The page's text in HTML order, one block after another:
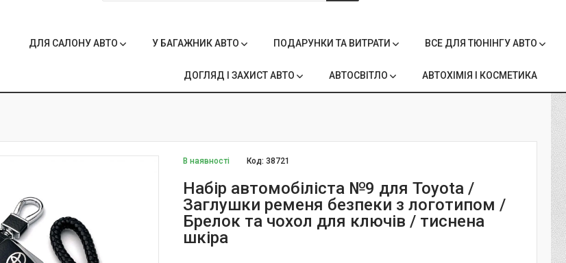
ДЛЯ САЛОНУ АВТО У БАГАЖНИК АВТО ПОДАРУНКИ ТА ВИТРАТИ ВСЕ ДЛЯ ТЮНІНГУ АВТО
ДОГЛЯД І ЗАХИСТ АВТО АВТОСВІТЛО АВТОХІМІЯ І КОСМЕТИКА
В наявності Код:38721
Набір автомобіліста №9 для Toyota /
Заглушки ременя безпеки з логотипом /
Брелок та чохол для ключів / тиснена
шкіра